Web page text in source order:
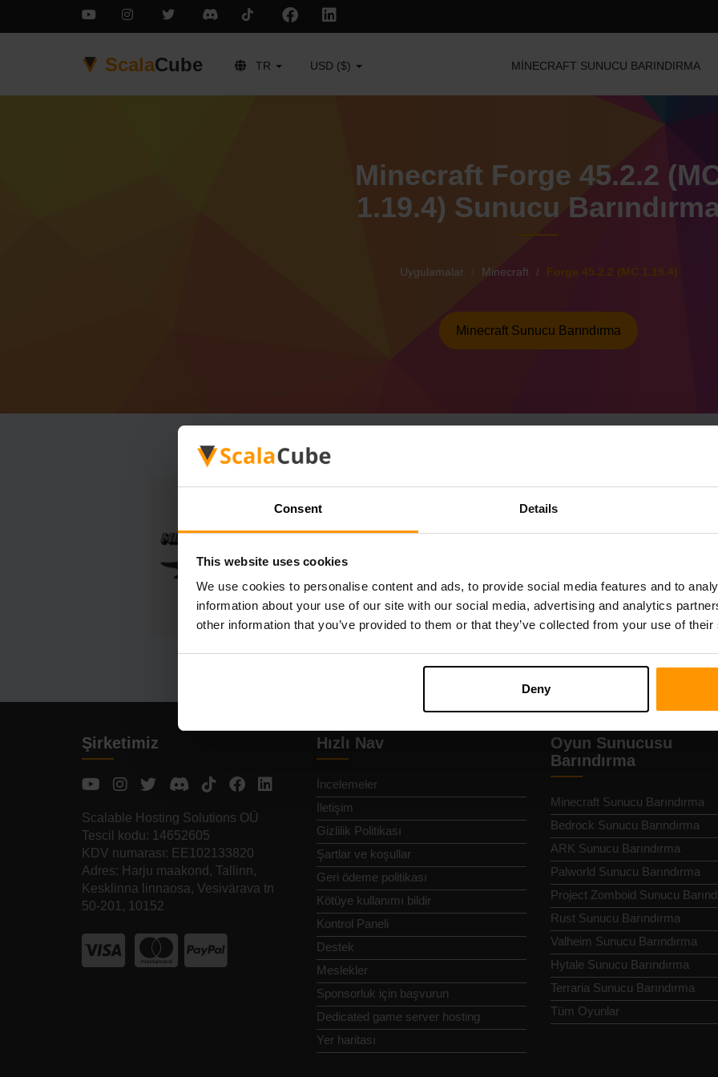
Consent Details
This website uses cookies
We use cookies to personalise content and ads, to provide social media features and to
information about your use of our site with our social media, advertising and analytics
other information that you’ve provided to them or that they’ve collected from your use of
Deny
ScalaCube TR USD ($) MINECRAFT SUNUCU BARINDIRMA
Minecraft Forge 45.2.2
1.19.4) Sunucu
Uygulamalar Minecraft Forge 45.2.2 (MC 1.19.4)
Minecraft Sunucu Barındırma
Minecraft Forge
Nasıl Yapılır?
Sunucunuzu seçin → Oyun Sunucuları
Sunucuda oynamanın tadını çıkarın!
Şirketimiz
Scalable Hosting Solutions OÜ
Tescil kodu: 14652605
KDV numarası: EE102133820
Adres: Harju maakond, Tallinn,
Kesklinna linnaosa, Vesivärava tn
50-201, 10152
Hızlı Nav
İncelemeler
İletişim
Gizlilik Politikası
Şartlar ve koşullar
Geri ödeme politikası
Kötüye kullanımı bildir
Kontrol Paneli
Destek
Meslekler
Sponsorluk için başvurun
Dedicated game server hosting
Yer haritası
Oyun Sunucusu
Barındırma
Minecraft Sunucu Barındırma
Bedrock Sunucu Barındırma
ARK Sunucu Barındırma
Palworld Sunucu Barındırma
Project Zomboid Sunucu
Rust Sunucu Barındırma
Valheim Sunucu Barındırma
Hytale Sunucu Barındırma
Terraria Sunucu Barındırma
Tüm Oyunlar